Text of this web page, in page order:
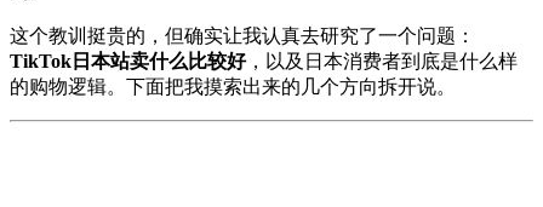
这个教训挺贵的，但确实让我认真去研究了一个问题：
TikTok日本站卖什么比较好，以及日本消费者到底是什么样
的购物逻辑。下面把我摸索出来的几个方向拆开说。